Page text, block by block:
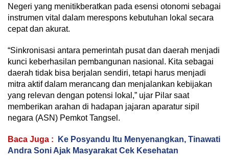
Negeri yang menitikberatkan pada esensi otonomi sebagai
instrumen vital dalam merespons kebutuhan lokal secara
cepat dan akurat.
“Sinkronisasi antara pemerintah pusat dan daerah menjadi
kunci keberhasilan pembangunan nasional. Kita sebagai
daerah tidak bisa berjalan sendiri, tetapi harus menjadi
mitra aktif dalam merancang dan menjalankan kebijakan
yang relevan dengan potensi lokal,” ujar Pilar saat
memberikan arahan di hadapan jajaran aparatur sipil
negara (ASN) Pemkot Tangsel.
Baca Juga :
Ke Posyandu Itu Menyenangkan, Tinawati
Andra Soni Ajak Masyarakat Cek Kesehatan